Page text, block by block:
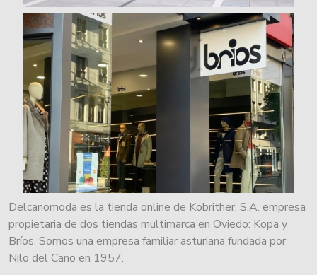
Delcanomoda es la tienda online de Kobrither, S.A. empresa
propietaria de dos tiendas multimarca en Oviedo: Kopa y
Bríos. Somos una empresa familiar asturiana fundada por
Nilo del Cano en 1957.